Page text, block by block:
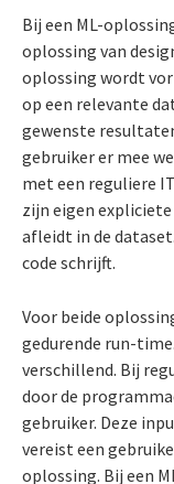
Bij een ML-
oplossing van
oplossing wordt
op een relevante
gewenste
gebruiker er mee
met een reguliere
zijn eigen
afleidt in de
code schrijft.
Voor beide
gedurende run-
verschillend. Bij
door de
gebruiker. Deze
vereist een
oplossing. Bij een